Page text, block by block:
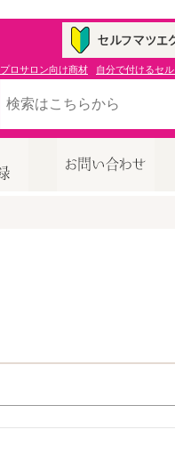
プロサロン向け商材 自分で付けるセ